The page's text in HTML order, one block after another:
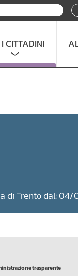
I CITTADINI
di Trento dal:
trasparente